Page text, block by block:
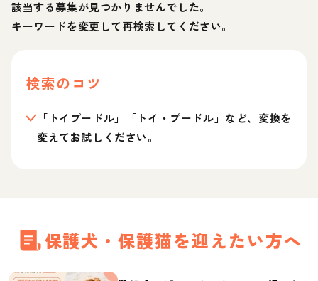
該当する募集が見つかりませんでした。
キーワードを変更して再検索してください。
検索のコツ
「トイプードル」「トイ・プードル」など、変換を
変えてお試しください。
保護犬・保護猫を迎えたい方へ